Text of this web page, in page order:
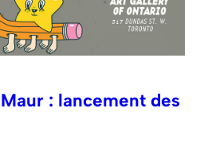
: lancement des